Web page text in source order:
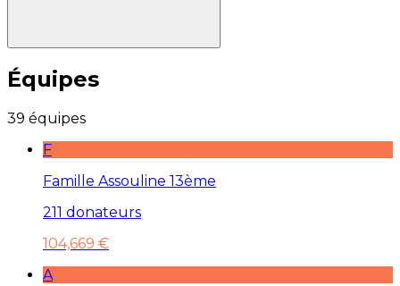
Équipes
39 équipes
F
Famille Assouline 13ème
211 donateurs
104,669 €
A